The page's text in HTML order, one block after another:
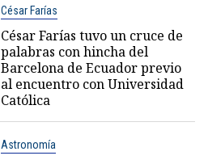
César Farías
César Farías tuvo un cruce de
palabras con hincha del
Barcelona de Ecuador previo
al encuentro con Universidad
Católica
Astronomía